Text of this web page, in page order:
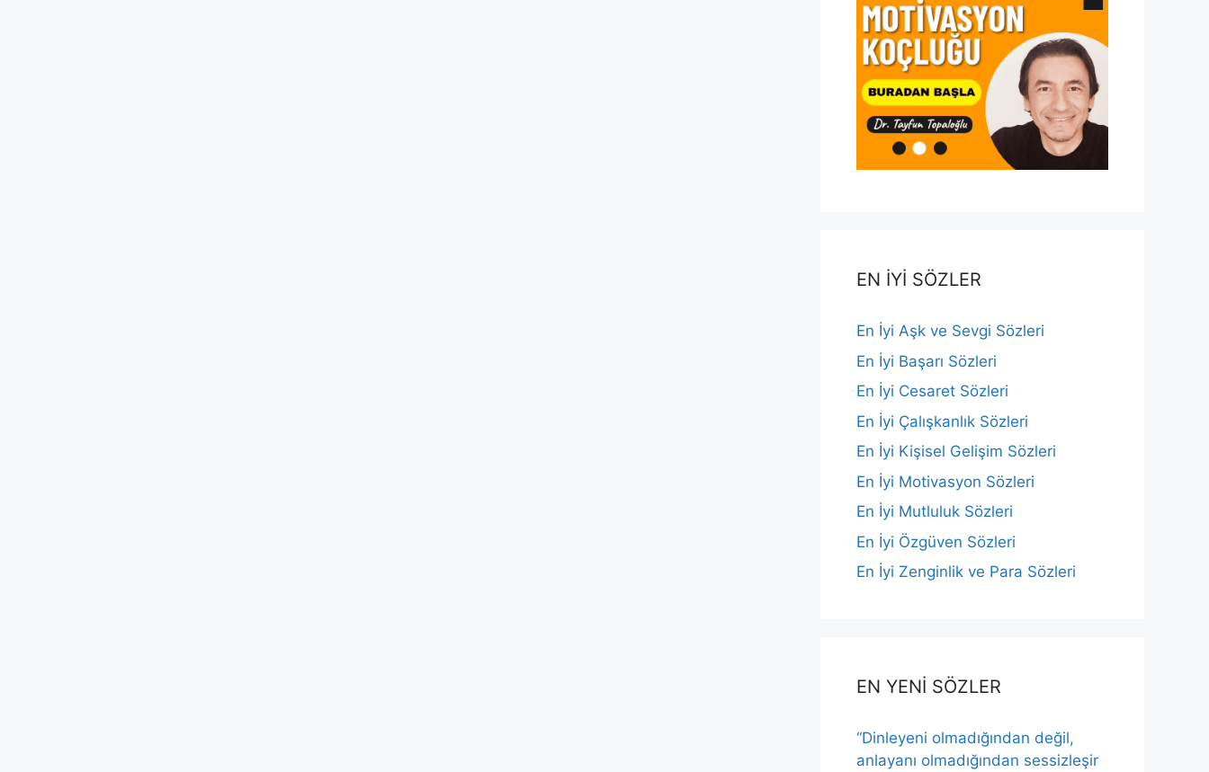
EN İYİ SÖZLER
En İyi Aşk ve Sevgi Sözleri
En İyi Başarı Sözleri
En İyi Cesaret Sözleri
En İyi Çalışkanlık Sözleri
En İyi Kişisel Gelişim Sözleri
En İyi Motivasyon Sözleri
En İyi Mutluluk Sözleri
En İyi Özgüven Sözleri
En İyi Zenginlik ve Para Sözleri
EN YENİ SÖZLER
“Dinleyeni olmadığından değil,
anlayanı olmadığından sessizleşir